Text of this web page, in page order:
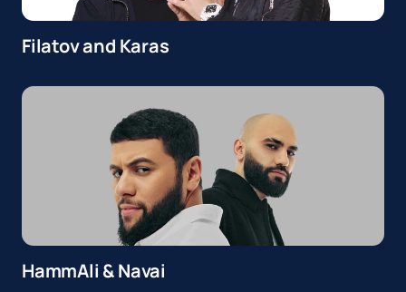
Filatov and Karas
HammAli & Navai